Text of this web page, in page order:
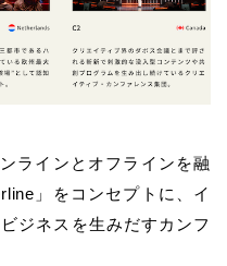
ラインとオフラインを融
」をコンセプトに、イ
ジネスを生みだすカンフ